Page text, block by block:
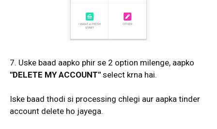
7. Uske baad aapko phir se 2 option milenge, aapko
"DELETE MY ACCOUNT" select krna hai.
Iske baad thodi si processing chlegi aur aapka tinder
account delete ho jayega.